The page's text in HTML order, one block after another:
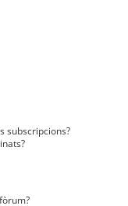
subscripcions?